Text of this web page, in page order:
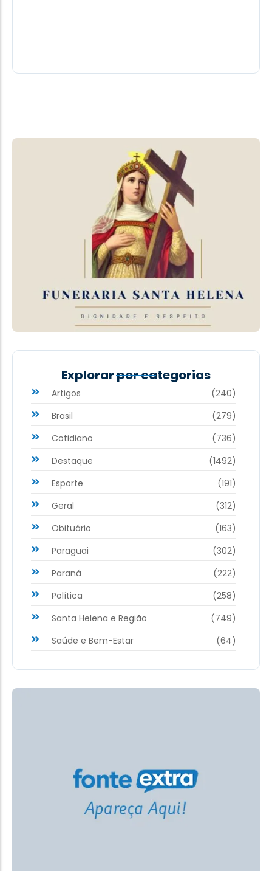
Explorar por categorias
Artigos
(240)
Brasil
(279)
Cotidiano
(736)
Destaque
(1492)
Esporte
(191)
Geral
(312)
Obituário
(163)
Paraguai
(302)
Paraná
(222)
Política
(258)
Santa Helena e Região
(749)
Saúde e Bem-Estar
(64)